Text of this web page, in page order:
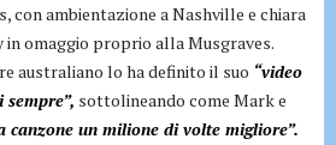
con ambientazione a Nashville e chiara
omaggio proprio alla Musgraves.
australiano lo ha definito il suo “video
sottolineando come Mark e
canzone un milione di volte migliore”.